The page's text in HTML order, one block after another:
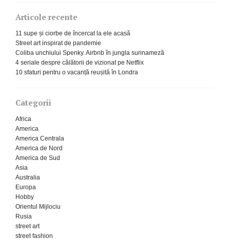
Articole recente
11 supe și ciorbe de încercat la ele acasă
Street art inspirat de pandemie
Coliba unchiului Spenky. Airbnb în jungla surinameză
4 seriale despre călătorii de vizionat pe Netflix
10 sfaturi pentru o vacanță reușită în Londra
Categorii
Africa
America
America Centrala
America de Nord
America de Sud
Asia
Australia
Europa
Hobby
Orientul Mijlociu
Rusia
street art
street fashion